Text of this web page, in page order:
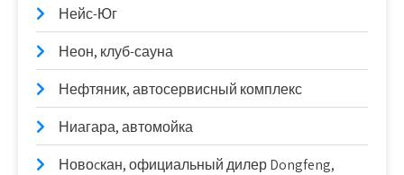
Нейс-Юг
Неон, клуб-сауна
Нефтяник, автосервисный комплекс
Ниагара, автомойка
Новоcкан, официальный дилер Dongfeng,